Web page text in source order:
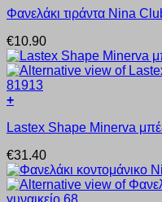
να
στη
σελίδα
του
προϊόντος
το
έχει
πολλαπλές
παραλλαγές.
Οι
επιλογές
να
στη
σελίδα
του
Φανελάκι τιράντα Nina
€10.90
+
το
έχει
πολλαπλές
παραλλαγές.
Lastex Shape Minerva
€31.40